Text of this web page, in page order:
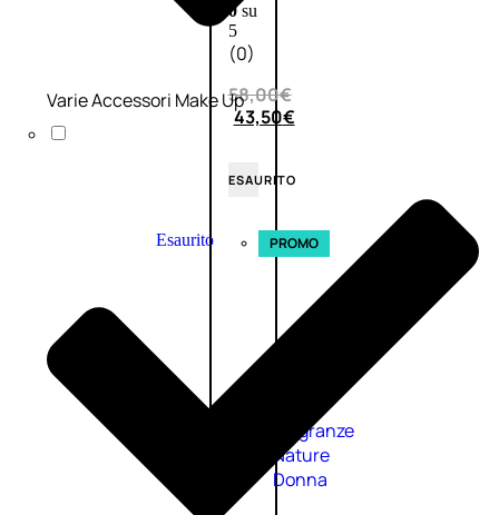
0su
5
(0)
58,00€
43,50€
ESAURITO
Esaurito PROMO
Fragranze
Nature
Donna
Varie Accessori Make Up